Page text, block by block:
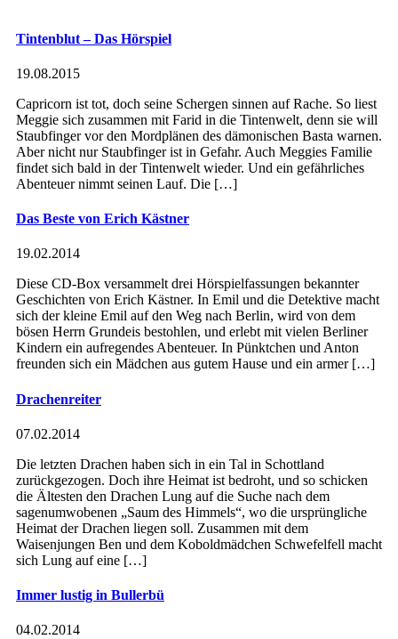
Tintenblut – Das Hörspiel
19.08.2015
Capricorn ist tot, doch seine Schergen sinnen auf Rache. So liest
Meggie sich zusammen mit Farid in die Tintenwelt, denn sie will
Staubfinger vor den Mordplänen des dämonischen Basta warnen.
Aber nicht nur Staubfinger ist in Gefahr. Auch Meggies Familie
findet sich bald in der Tintenwelt wieder. Und ein gefährliches
Abenteuer nimmt seinen Lauf. Die […]
Das Beste von Erich Kästner
19.02.2014
Diese CD-Box versammelt drei Hörspielfassungen bekannter
Geschichten von Erich Kästner. In Emil und die Detektive macht
sich der kleine Emil auf den Weg nach Berlin, wird von dem
bösen Herrn Grundeis bestohlen, und erlebt mit vielen Berliner
Kindern ein aufregendes Abenteuer. In Pünktchen und Anton
freunden sich ein Mädchen aus gutem Hause und ein armer […]
Drachenreiter
07.02.2014
Die letzten Drachen haben sich in ein Tal in Schottland
zurückgezogen. Doch ihre Heimat ist bedroht, und so schicken
die Ältesten den Drachen Lung auf die Suche nach dem
sagenumwobenen „Saum des Himmels“, wo die ursprüngliche
Heimat der Drachen liegen soll. Zusammen mit dem
Waisenjungen Ben und dem Koboldmädchen Schwefelfell macht
sich Lung auf eine […]
Immer lustig in Bullerbü
04.02.2014